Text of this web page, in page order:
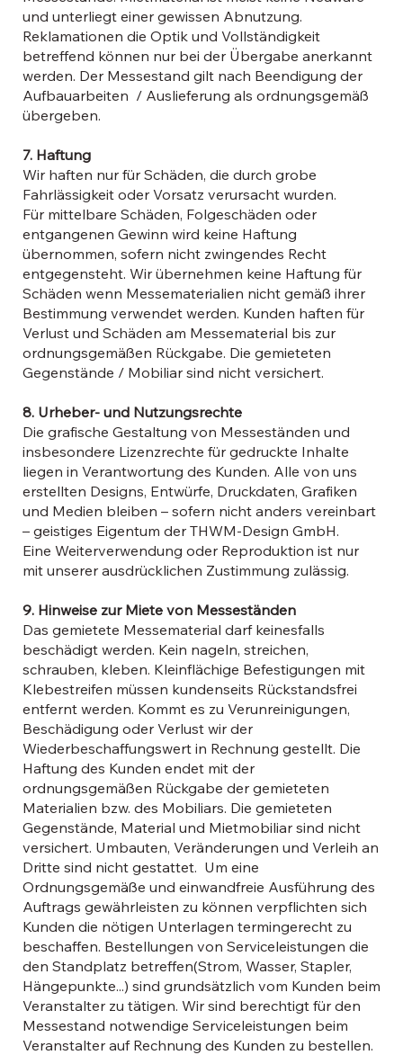
und unterliegt einer gewissen Abnutzung.
Reklamationen die Optik und Vollständigkeit
betreffend können nur bei der Übergabe anerkannt
werden. Der Messestand gilt nach Beendigung der
Aufbauarbeiten / Auslieferung als ordnungsgemäß
übergeben.
7. Haftung
Wir haften nur für Schäden, die durch grobe
Fahrlässigkeit oder Vorsatz verursacht wurden.
Für mittelbare Schäden, Folgeschäden oder
entgangenen Gewinn wird keine Haftung
übernommen, sofern nicht zwingendes Recht
entgegensteht. Wir übernehmen keine Haftung für
Schäden wenn Messematerialien nicht gemäß ihrer
Bestimmung verwendet werden. Kunden haften für
Verlust und Schäden am Messematerial bis zur
ordnungsgemäßen Rückgabe. Die gemieteten
Gegenstände / Mobiliar sind nicht versichert.
8. Urheber- und Nutzungsrechte
Die grafische Gestaltung von Messeständen und
insbesondere Lizenzrechte für gedruckte Inhalte
liegen in Verantwortung des Kunden. Alle von uns
erstellten Designs, Entwürfe, Druckdaten, Grafiken
und Medien bleiben – sofern nicht anders vereinbart
– geistiges Eigentum der THWM-Design GmbH.
Eine Weiterverwendung oder Reproduktion ist nur
mit unserer ausdrücklichen Zustimmung zulässig.
9. Hinweise zur Miete von Messeständen
Das gemietete Messematerial darf keinesfalls
beschädigt werden. Kein nageln, streichen,
schrauben, kleben. Kleinflächige Befestigungen mit
Klebestreifen müssen kundenseits Rückstandsfrei
entfernt werden. Kommt es zu Verunreinigungen,
Beschädigung oder Verlust wir der
Wiederbeschaffungswert in Rechnung gestellt. Die
Haftung des Kunden endet mit der
ordnungsgemäßen Rückgabe der gemieteten
Materialien bzw. des Mobiliars. Die gemieteten
Gegenstände, Material und Mietmobiliar sind nicht
versichert. Umbauten, Veränderungen und Verleih an
Dritte sind nicht gestattet. Um eine
Ordnungsgemäße und einwandfreie Ausführung des
Auftrags gewährleisten zu können verpflichten sich
Kunden die nötigen Unterlagen termingerecht zu
beschaffen. Bestellungen von Serviceleistungen die
den Standplatz betreffen(Strom, Wasser, Stapler,
Hängepunkte...) sind grundsätzlich vom Kunden beim
Veranstalter zu tätigen. Wir sind berechtigt für den
Messestand notwendige Serviceleistungen beim
Veranstalter auf Rechnung des Kunden zu bestellen.